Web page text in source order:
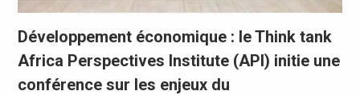
Développement économique : le Think tank
Africa Perspectives Institute (API) initie une
conférence sur les enjeux du